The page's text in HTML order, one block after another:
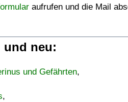
aufrufen und die Mail
und neu:
und Gefährten,
,